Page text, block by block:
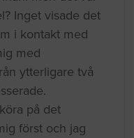
Inget visade det
i kontakt med
med
ytterligare två
på det
först och jag